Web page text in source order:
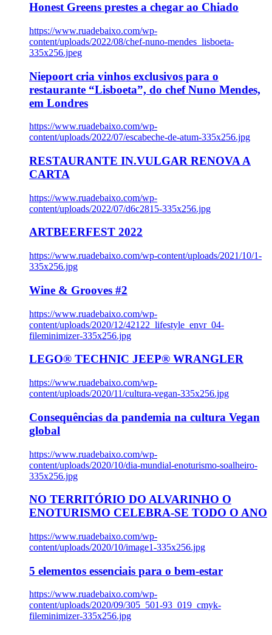
Honest Greens prestes a chegar ao Chiado
https://www.ruadebaixo.com/wp-
content/uploads/2022/08/chef-nuno-mendes_lisboeta-
335x256.jpeg
Niepoort cria vinhos exclusivos para o
restaurante “Lisboeta”, do chef Nuno Mendes,
em Londres
https://www.ruadebaixo.com/wp-
content/uploads/2022/07/escabeche-de-atum-335x256.jpg
RESTAURANTE IN.VULGAR RENOVA A
CARTA
https://www.ruadebaixo.com/wp-
content/uploads/2022/07/d6c2815-335x256.jpg
ARTBEERFEST 2022
https://www.ruadebaixo.com/wp-content/uploads/2021/10/1-
335x256.jpg
Wine & Grooves #2
https://www.ruadebaixo.com/wp-
content/uploads/2020/12/42122_lifestyle_envr_04-
fileminimizer-335x256.jpg
LEGO® TECHNIC JEEP® WRANGLER
https://www.ruadebaixo.com/wp-
content/uploads/2020/11/cultura-vegan-335x256.jpg
Consequências da pandemia na cultura Vegan
global
https://www.ruadebaixo.com/wp-
content/uploads/2020/10/dia-mundial-enoturismo-soalheiro-
335x256.jpg
NO TERRITÓRIO DO ALVARINHO O
ENOTURISMO CELEBRA-SE TODO O ANO
https://www.ruadebaixo.com/wp-
content/uploads/2020/10/image1-335x256.jpg
5 elementos essenciais para o bem-estar
https://www.ruadebaixo.com/wp-
content/uploads/2020/09/305_501-93_019_cmyk-
fileminimizer-335x256.jpg